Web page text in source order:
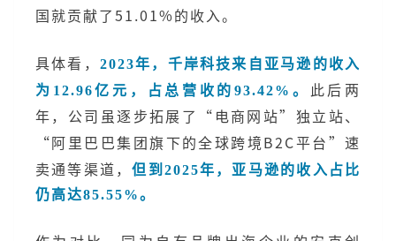
国就贡献了51.01%的收入。
具体看，
2023年，千岸科技来自亚马逊的收入
为12.96亿元，占总营收的93.42%。
此后两
年，公司虽逐步拓展了“电商网站”独立站、
“阿里巴巴集团旗下的全球跨境B2C平台”速
卖通等渠道，但到2025年，亚马逊的收入占比
仍高达85.55%。